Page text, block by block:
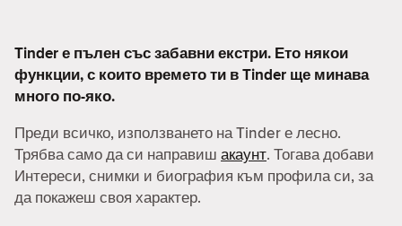
Tinder е пълен със забавни екстри. Ето някои
функции, с които времето ти в Tinder ще минава
много по-яко.
Преди всичко, използването на Tinder е лесно.
Трябва само да си направиш акаунт. Тогава добави
Интереси, снимки и биография към профила си, за
да покажеш своя характер.